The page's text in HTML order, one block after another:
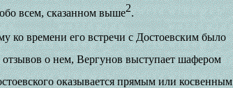
всем, сказанном выше2.
ко времени его встречи с Достоевским было
отзывов о нем, Вергунов выступает шафером
оказывается прямым или косвенным